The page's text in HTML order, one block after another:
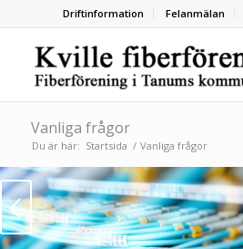
Driftinformation Felanmälan
Vanliga frågor
Du är här: Startsida / Vanliga frågor